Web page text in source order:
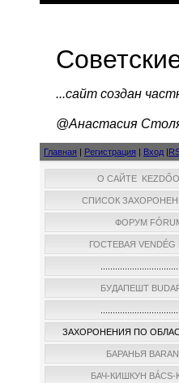
...cайт создан
@Анастасия
Главная | Регистрация | Вход |
О САЙТЕ
СПИСОК
ФОРУМ
ГОСТЕВАЯ VENDÉG
БУДАПЕШТ
ЗАХОРОНЕНИЯ ПО
БАРАНЬЯ
БАЧ-КИШКУН BÁCS-